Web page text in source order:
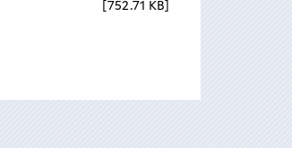
752.71 KB